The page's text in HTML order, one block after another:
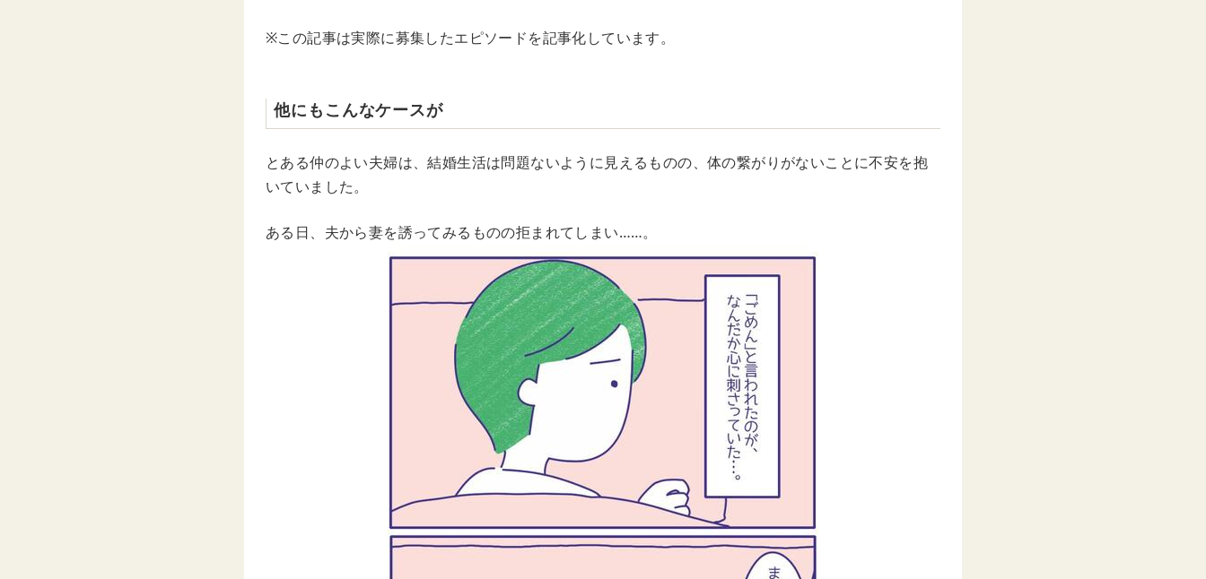
※この記事は実際に募集したエピソードを記事化しています。
他にもこんなケースが
とある仲のよい夫婦は、結婚生活は問題ないように見えるものの、体の繋がりがないことに不安を抱
いていました。
ある日、夫から妻を誘ってみるものの拒まれてしまい……。